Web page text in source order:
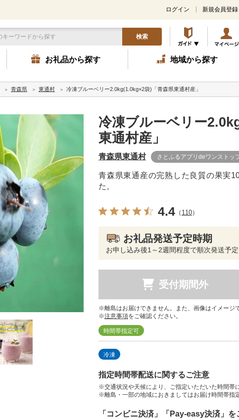
ログイン 新規会員登録
検索
お礼品から探す 地域から探す
青森県 東通村 冷凍ブルーベリー2.0kg(1.0kg×2袋)「青森県東通村産」
冷凍ブルーベリー
東通村産」
青森県東通村 さとふるアプリdeワンストッ
青森県東通産の完熟した良質の果実
た。
4.4 （ 110）
お礼品発送予定時期
お申し込み後1～2週間程度で順次発送予
受付期間外
※離島はお届けできません。また、画像はイメージ
※注意事項をご確認ください。
時間帯指定可
冷凍
指定時間帯配送に関するご注意
※交通状況や天候により、ご指定いただいた時間帯
※離島・一部の地域におきましてはお届け時間帯指
「コンビニ決済」「Pay-easy決済」